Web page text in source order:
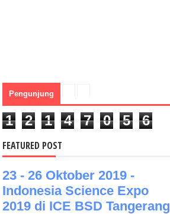
Pengunjung
1 2 1 4 7 0 5 6
FEATURED POST
23 - 26 Oktober 2019 -
Indonesia Science Expo
2019 di ICE BSD Tangerang